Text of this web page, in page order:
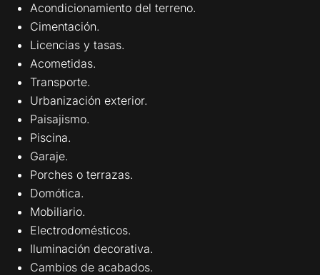
Acondicionamiento del terreno.
Cimentación.
Licencias y tasas.
Acometidas.
Transporte.
Urbanización exterior.
Paisajismo.
Piscina.
Garaje.
Porches o terrazas.
Domótica.
Mobiliario.
Electrodomésticos.
Iluminación decorativa.
Cambios de acabados.